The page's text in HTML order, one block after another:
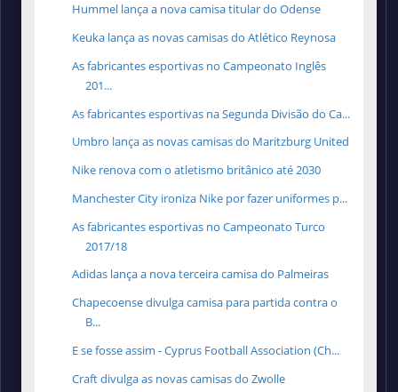
Hummel lança a nova camisa titular do Odense
Keuka lança as novas camisas do Atlético Reynosa
As fabricantes esportivas no Campeonato Inglês
201...
As fabricantes esportivas na Segunda Divisão do Ca...
Umbro lança as novas camisas do Maritzburg United
Nike renova com o atletismo britânico até 2030
Manchester City ironiza Nike por fazer uniformes p...
As fabricantes esportivas no Campeonato Turco
2017/18
Adidas lança a nova terceira camisa do Palmeiras
Chapecoense divulga camisa para partida contra o
B...
E se fosse assim - Cyprus Football Association (Ch...
Craft divulga as novas camisas do Zwolle